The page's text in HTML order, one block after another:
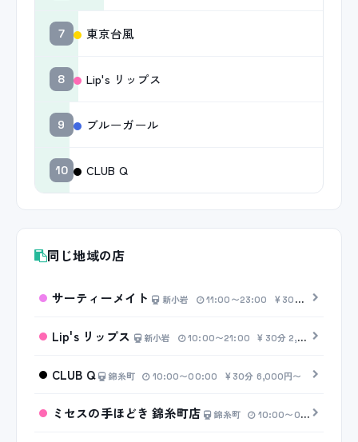
7 東京台風
8 Lip's リップス
9 ブルーガール
10 CLUB Q
同じ地域の店
サーティーメイト 新小岩 11:00〜23:00 30分 5,000円〜
Lip's リップス 新小岩 10:00〜21:00 30分 2,000円〜
CLUB Q 錦糸町 10:00〜00:00 30分 6,000円〜
ミセスの手ほどき 錦糸町店 錦糸町 10:00〜00:00